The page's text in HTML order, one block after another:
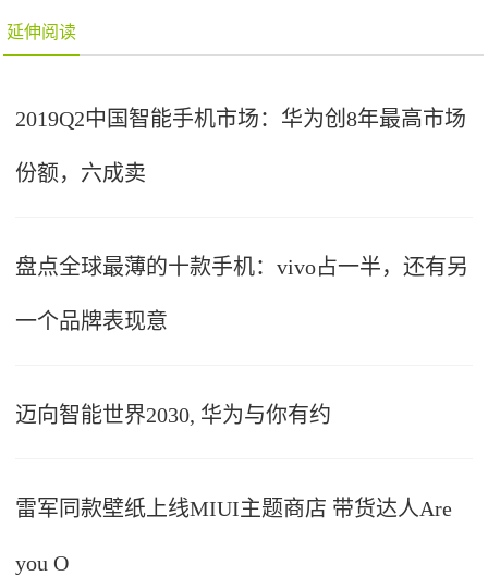
延伸阅读
2019Q2中国智能手机市场：华为创8年最高市场
份额，六成卖
盘点全球最薄的十款手机：vivo占一半，还有另
一个品牌表现意
迈向智能世界2030, 华为与你有约
雷军同款壁纸上线MIUI主题商店 带货达人Are
you O